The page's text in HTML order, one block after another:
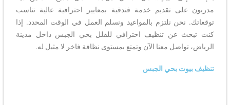
مدربون على تقديم خدمة فندقية بمعايير احترافية عالية تناسب
توقعاتك. نحن نلتزم بالمواعيد ونسلم العمل في الوقت المحدد. إذا
كنت تبحث عن تنظيف احترافي للفلل بحي الجبس داخل مدينة
الرياض، تواصل معنا الآن وتمتع بمستوى نظافة فاخر لا مثيل له.
تنظيف بيوت بحي الجبس